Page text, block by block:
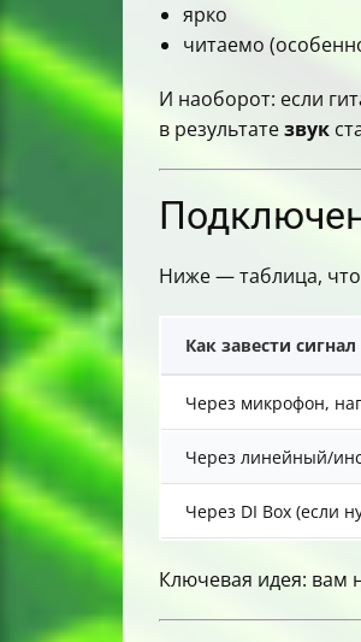
ярко
читаемо
И наоборот: если
в результатезвук
Ниже — таблица,
Как завести
Через микрофон,
Через линейный/
Через DI Box (если
Ключевая идея: вам